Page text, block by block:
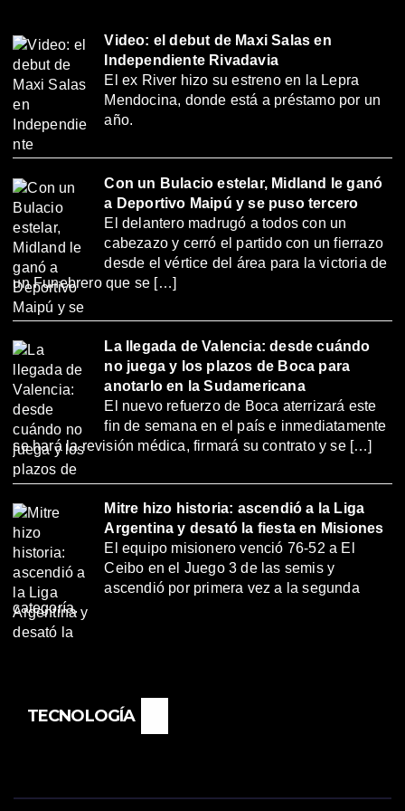
Video: el debut de Maxi Salas en
Independiente Rivadavia
El ex River hizo su estreno en la Lepra
Mendocina, donde está a préstamo por un
año.
Con un Bulacio estelar, Midland le ganó
a Deportivo Maipú y se puso tercero
El delantero madrugó a todos con un
cabezazo y cerró el partido con un fierrazo
desde el vértice del área para la victoria de
un Funebrero que se […]
La llegada de Valencia: desde cuándo
no juega y los plazos de Boca para
anotarlo en la Sudamericana
El nuevo refuerzo de Boca aterrizará este
fin de semana en el país e inmediatamente
se hará la revisión médica, firmará su contrato y se […]
Mitre hizo historia: ascendió a la Liga
Argentina y desató la fiesta en Misiones
El equipo misionero venció 76-52 a El
Ceibo en el Juego 3 de las semis y
ascendió por primera vez a la segunda
categoría.
TECNOLOGÍA